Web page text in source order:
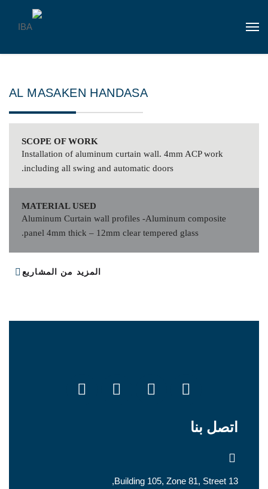
AL MASAKEN HANDASA
SCOPE OF WORK
Installation of aluminum curtain wall. 4mm ACP work
including all swing and automatic doors.
MATERIAL USED
Aluminum Curtain wall profiles -Aluminum composite
panel 4mm thick – 12mm clear tempered glass.
المزيد من المشاريع
اتصل بنا
Building 105, Zone 81, Street 13,